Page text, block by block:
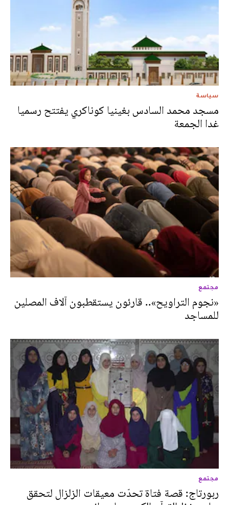
سياسة
مسجد محمد السادس بغينيا كوناكري يفتتح رسميا
غدا الجمعة
مجتمع
«نجوم التراويح».. قارئون يستقطبون آلاف المصلين
للمساجد
مجتمع
ربورتاج: قصة فتاة تحدّت معيقات الزلزال لتحقق